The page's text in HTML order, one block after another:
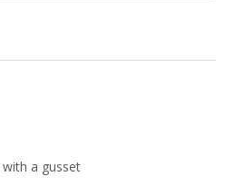
a gusset